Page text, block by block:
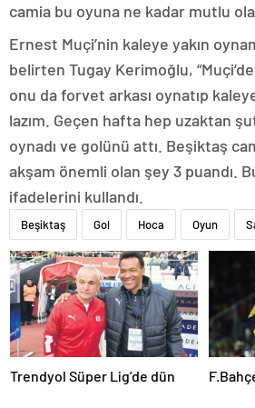
camia bu oyuna ne kadar mutlu
Ernest Muçi’nin kaleye yakın
belirten Tugay Kerimoğlu,
onu da forvet arkası oynatıp
lazım. Geçen hafta hep uzaktan
oynadı ve golünü attı. Beşiktaş
akşam önemli olan şey 3 puandı.
ifadelerini kullandı.
Beşiktaş Gol Hoca Oyun
Trendyol Süper Lig’de dün